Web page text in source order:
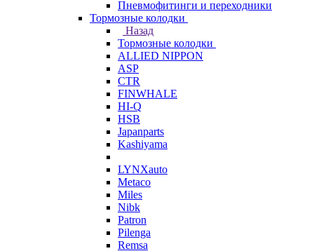
Пневмофитинги и переходники
Тормозные колодки
Назад
Тормозные колодки
ALLIED NIPPON
ASP
CTR
FINWHALE
HI-Q
HSB
Japanparts
Kashiyama
LYNXauto
Metaco
Miles
Nibk
Patron
Pilenga
Remsa